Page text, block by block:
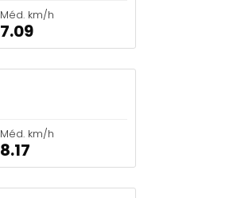
Méd. km/h
7.09
Méd. km/h
8.17